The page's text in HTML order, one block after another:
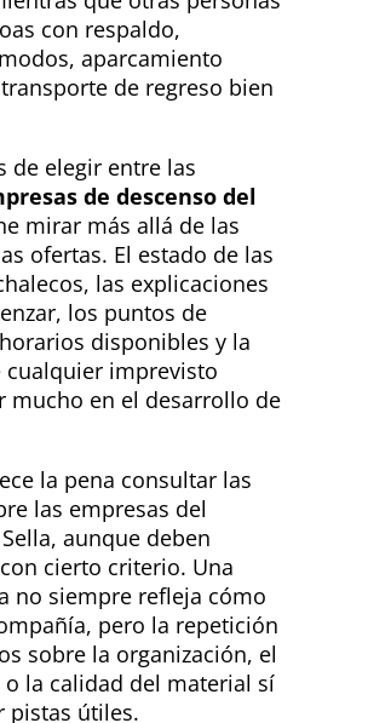
con respaldo,
aparcamiento
de regreso bien
de elegir entre las
de descenso del
mirar más allá de las
ofertas. El estado de las
las explicaciones
los puntos de
disponibles y la
cualquier imprevisto
mucho en el desarrollo de
la pena consultar las
las empresas del
aunque deben
cierto criterio. Una
no siempre refleja cómo
pero la repetición
sobre la organización, el
la calidad del material sí
pistas útiles.